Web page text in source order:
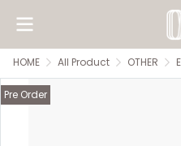
HOME All Product OTHER
Pre Order